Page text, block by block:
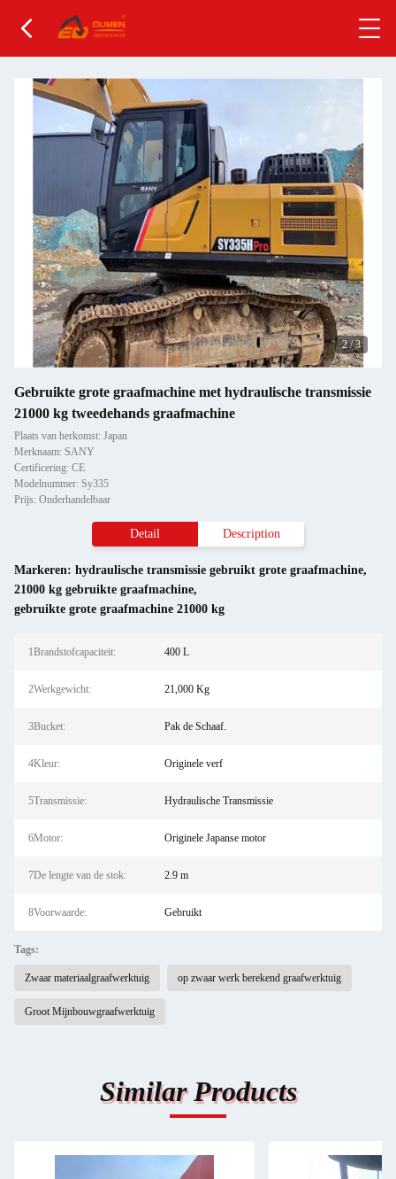
2/3
Gebruikte grote graafmachine met hydraulische transmissie
21000 kg tweedehands graafmachine
Plaats van herkomst: Japan
Merknaam: SANY
Certificering: CE
Modelnummer: Sy335
Prijs: Onderhandelbaar
Detail Description
Markeren: hydraulische transmissie gebruikt grote graafmachine,
21000 kg gebruikte graafmachine,
gebruikte grote graafmachine 21000 kg
1Brandstofcapaciteit: 400 L
2Werkgewicht: 21,000 Kg
3Bucket: Pak de Schaaf.
4Kleur: Originele verf
5Transmissie: Hydraulische Transmissie
6Motor: Originele Japanse motor
7De lengte van de stok: 2.9 m
8Voorwaarde: Gebruikt
Tags:
Zwaar materiaalgraafwerktuig op zwaar werk berekend graafwerktuig
Groot Mijnbouwgraafwerktuig
Similar Products